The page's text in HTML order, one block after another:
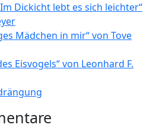
Dickicht lebt es sich leichter“
Mädchen in mir“ von Tove
Eisvogels“ von Leonhard F.